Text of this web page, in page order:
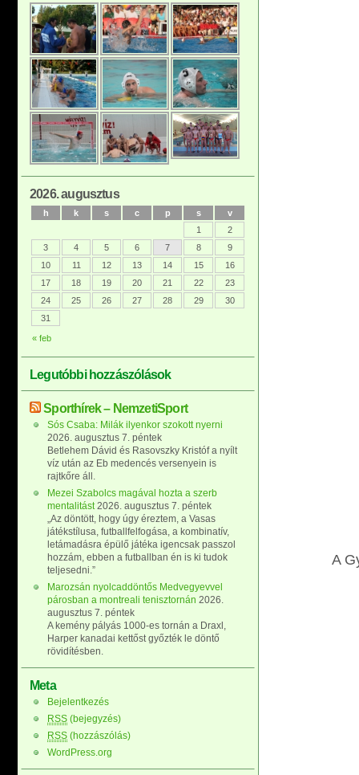
A
2026. augusztus
h k s c p s v
« feb
1
2
3
4 5 6 7 8
9
10
11 12 13 14 15
16
17
18 19 20 21 22
23
24
25 26 27 28 29
30
31
Legutóbbi hozzászólások
Sporthírek – NemzetiSport
Sós Csaba: Milák ilyenkor szokott nyerni
2026. augusztus 7. péntek
Betlehem Dávid és Rasovszky Kristóf a nyílt
víz után az Eb medencés versenyein is
rajtkőre áll.
Mezei Szabolcs magával hozta a szerb
mentalitást 2026. augusztus 7. péntek
„Az döntött, hogy úgy éreztem, a Vasas
játékstílusa, futballfelfogása, a kombinatív,
letámadásra épülő játéka igencsak passzol
hozzám, ebben a futballban én is ki tudok
teljesedni.”
Marozsán nyolcaddöntős Medvegyevvel
párosban a montreali tenisztornán 2026.
augusztus 7. péntek
A kemény pályás 1000-es tornán a Draxl,
Harper kanadai kettőst győzték le döntő
rövidítésben.
Meta
Bejelentkezés
RSS (bejegyzés)
RSS (hozzászólás)
WordPress.org